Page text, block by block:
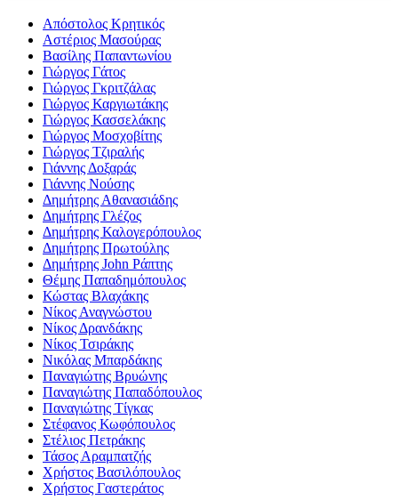
Απόστολος Κρητικός
Αστέριος Μασούρας
Βασίλης Παπαντωνίου
Γιώργος Γάτος
Γιώργος Γκριτζάλας
Γιώργος Καργιωτάκης
Γιώργος Κασσελάκης
Γιώργος Μοσχοβίτης
Γιώργος Τζιραλής
Γιάννης Δοξαράς
Γιάννης Νούσης
Δημήτρης Αθανασιάδης
Δημήτρης Γλέζος
Δημήτρης Καλογερόπουλος
Δημήτρης Πρωτούλης
Δημήτρης John Ράπτης
Θέμης Παπαδημόπουλος
Κώστας Βλαχάκης
Νίκος Αναγνώστου
Νίκος Δρανδάκης
Νίκος Τσιράκης
Νικόλας Μπαρδάκης
Παναγιώτης Βρυώνης
Παναγιώτης Παπαδόπουλος
Παναγιώτης Τίγκας
Στέφανος Κωφόπουλος
Στέλιος Πετράκης
Τάσος Αραμπατζής
Χρήστος Βασιλόπουλος
Χρήστος Γαστεράτος